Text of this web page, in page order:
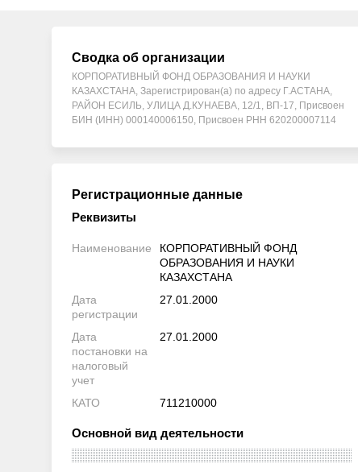
Сводка об организации
КОРПОРАТИВНЫЙ ФОНД ОБРАЗОВАНИЯ И НАУКИ
КАЗАХСТАНА, Зарегистрирован(а) по адресу Г.АСТАНА,
РАЙОН ЕСИЛЬ, УЛИЦА Д.КУНАЕВА, 12/1, ВП-17, Присвоен
БИН (ИНН) 000140006150, Присвоен РНН 620200007114
Регистрационные данные
Реквизиты
Наименование
КОРПОРАТИВНЫЙ ФОНД
ОБРАЗОВАНИЯ И НАУКИ
КАЗАХСТАНА
Дата
регистрации
27.01.2000
Дата
постановки на
налоговый
учет
27.01.2000
КАТО 711210000
Основной вид деятельности